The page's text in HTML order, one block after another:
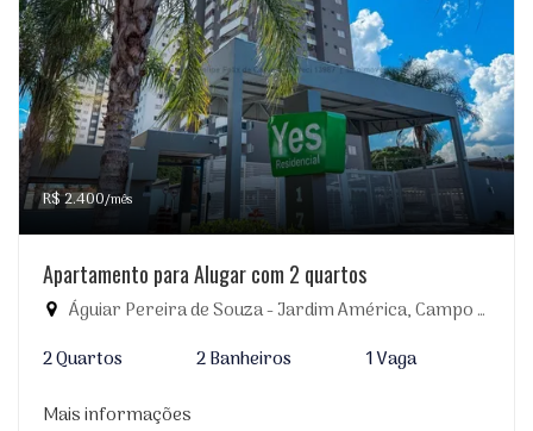
R$ 2.400/mês
Apartamento para Alugar com 2 quartos
Águiar Pereira de Souza - Jardim América, Campo Grande-MS
2 Quartos
2 Banheiros
1 Vaga
Mais informações